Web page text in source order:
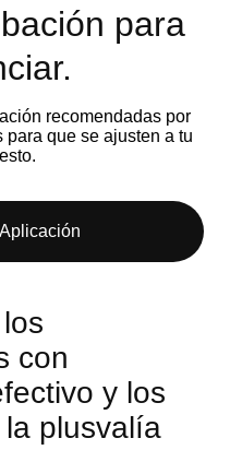
para
recomendadas por
para que se ajusten a tu
con
y los
plusvalía